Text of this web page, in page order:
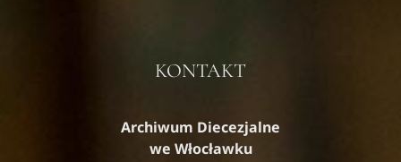
KONTAKT
Archiwum Diecezjalne
we Włocławku